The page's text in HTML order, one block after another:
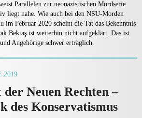
Parallelen zur neonazistischen Mordserie
liegt nahe. Wie auch bei den NSU-Morden
im Februar 2020 scheint die Tat das Bekenntnis
Bektaş ist weiterhin nicht aufgeklärt. Das ist
Angehörige schwer erträglich.
2019
Neuen Rechten –
des Konservatismus